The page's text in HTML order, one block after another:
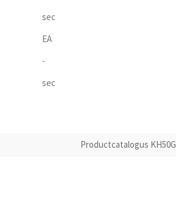
sec
EA
-
sec
Productcatalogus KH50G